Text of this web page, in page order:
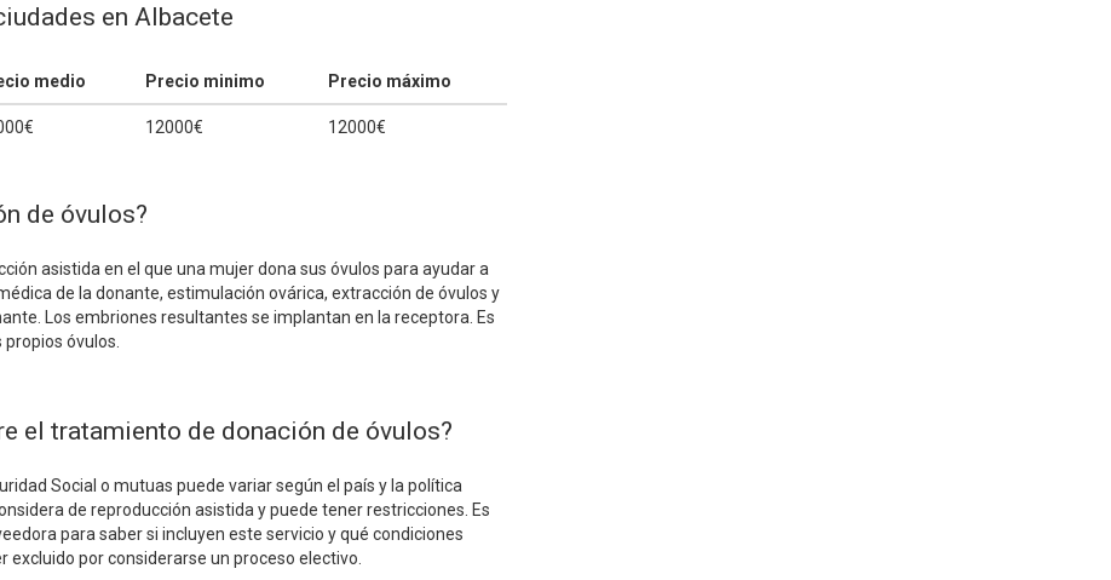
en Albacete
medio Precio minimo Precio máximo
12000€ 12000€
de óvulos?
asistida en el que una mujer dona sus óvulos para ayudar a
de la donante, estimulación ovárica, extracción de óvulos y
Los embriones resultantes se implantan en la receptora. Es
óvulos.
el tratamiento de donación de óvulos?
Social o mutuas puede variar según el país y la política
de reproducción asistida y puede tener restricciones. Es
para saber si incluyen este servicio y qué condiciones
por considerarse un proceso electivo.